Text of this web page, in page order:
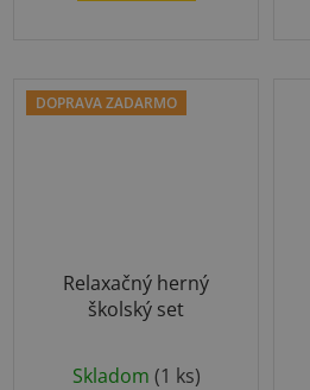
DOPRAVA ZADARMO
Relaxačný herný
školský set
Skladom (1 ks)